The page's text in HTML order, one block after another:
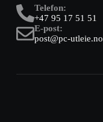
Telefon:
+47 95 17 51 51
E-post:
post@pc-utleie.no